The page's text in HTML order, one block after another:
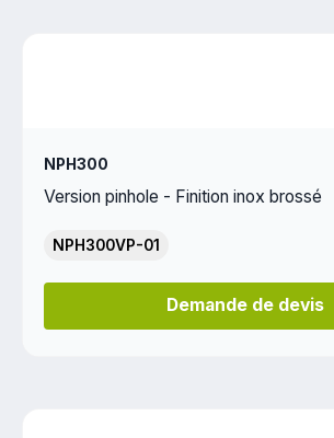
NPH300
Version pinhole - Finition inox brossé
NPH300VP-01
Demande de devis